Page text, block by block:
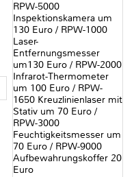
RPW-5000
Inspektionskamera um
130 Euro / RPW-1000
Laser-
Entfernungsmesser
um130 Euro / RPW-2000
Infrarot-Thermometer
um 100 Euro / RPW-
1650 Kreuzlinienlaser mit
Stativ um 70 Euro /
RPW-3000
Feuchtigkeitsmesser um
70 Euro / RPW-9000
Aufbewahrungskoffer 20
Euro